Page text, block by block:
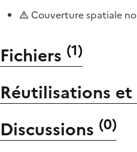
Couverture spatiale
Fichiers (1)
Réutilisations et
Discussions (0)